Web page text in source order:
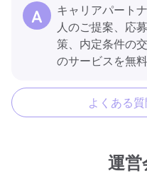
キャリアパート
人のご提案、応
策、内定条件の
のサービスを無
よくある
運営